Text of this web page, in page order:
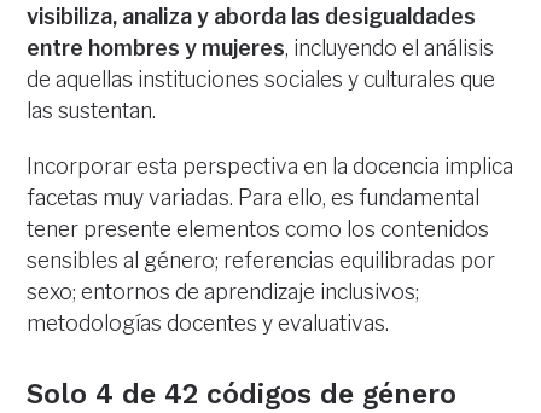
visibiliza, analiza y aborda las desigualdades
entre hombres y mujeres, incluyendo el análisis
de aquellas instituciones sociales y culturales que
las sustentan.
Incorporar esta perspectiva en la docencia implica
facetas muy variadas. Para ello, es fundamental
tener presente elementos como los contenidos
sensibles al género; referencias equilibradas por
sexo; entornos de aprendizaje inclusivos;
metodologías docentes y evaluativas.
Solo 4 de 42 códigos de género